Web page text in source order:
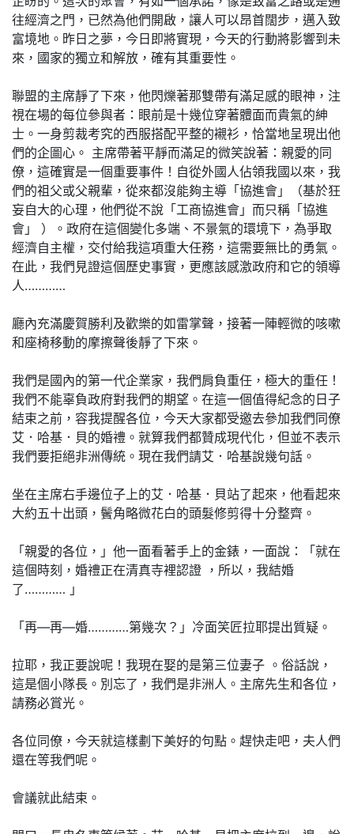
往經濟之門，已然為他們開啟，讓人可以昂首闊步，邁入致
富境地。昨日之夢，今日即將實現，今天的行動將影響到未
來，國家的獨立和解放，確有其重要性。
聯盟的主席靜了下來，他閃爍著那雙帶有滿足感的眼神，注
視在場的每位參與者：眼前是十幾位穿著體面而貴氣的紳
士。一身剪裁考究的西服搭配平整的襯衫，恰當地呈現出他
們的企圖心。 主席帶著平靜而滿足的微笑說著：親愛的同
僚，這確實是一個重要事件！自從外國人佔領我國以來，我
們的祖父或父親輩，從來都沒能夠主導「協進會」（基於狂
妄自大的心理，他們從不說「工商協進會」而只稱「協進
會」 ）。政府在這個變化多端、不景氣的環境下，為爭取
經濟自主權，交付給我這項重大任務，這需要無比的勇氣。
在此，我們見證這個歷史事實，更應該感激政府和它的領導
人…………
廳內充滿慶賀勝利及歡樂的如雷掌聲，接著一陣輕微的咳嗽
和座椅移動的摩擦聲後靜了下來。
我們是國內的第一代企業家，我們肩負重任，極大的重任！
我們不能辜負政府對我們的期望。在這一個值得紀念的日子
結束之前，容我提醒各位，今天大家都受邀去參加我們同僚
艾．哈基．貝的婚禮。就算我們都贊成現代化，但並不表示
我們要拒絕非洲傳統。現在我們請艾．哈基說幾句話。
坐在主席右手邊位子上的艾．哈基．貝站了起來，他看起來
大約五十出頭，鬢角略微花白的頭髮修剪得十分整齊。
「親愛的各位，」他一面看著手上的金錶，一面說：「就在
這個時刻，婚禮正在清真寺裡認證 ，所以，我結婚
了………… 」
「再—再—婚…………第幾次？」冷面笑匠拉耶提出質疑。
拉耶，我正要說呢！我現在娶的是第三位妻子 。俗話說，
這是個小隊長。別忘了，我們是非洲人。主席先生和各位，
請務必賞光。
各位同僚，今天就這樣劃下美好的句點。趕快走吧，夫人們
還在等我們呢。
會議就此結束。